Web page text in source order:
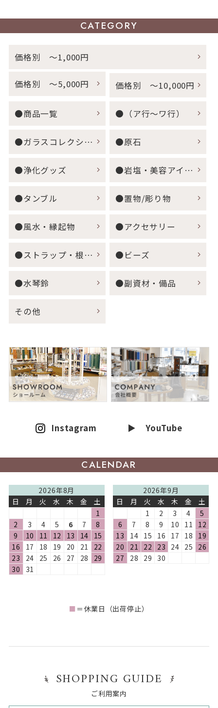
CATEGORY
価格別 ～1,000円
価格別 ～5,000円 価格別 ～10,000円
●商品一覧 ●（ア行～ワ行）
●ガラスコレクション ●原石
●浄化グッズ ●岩塩・美容アイテム
●タンブル ●置物/彫り物
●風水・縁起物 ●アクセサリー
●ストラップ・根付・キーホルダー ●ビーズ
●水琴鈴 ●副資材・備品
その他
Instagram ▶ YouTube
CALENDAR
2026年8月
日
月 火 水 木 金
土
1
2
3 4 5 6 7
8
9
10 11 12 13 14
15
16
17 18 19 20 21
22
23
24 25 26 27 28
29
30
31
2026年9月
日
月 火 水 木 金
土
1
2 3 4
5
6
7 8 9 10 11
12
13
14 15 16 17 18
19
20
21 22 23 24 25
26
27
28 29 30
■ ＝休業日（出荷停止）
SHOPPING GUIDE
ご利用案内